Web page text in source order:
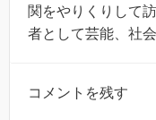
関をやりくりして
者として芸能、社
コメントを残す